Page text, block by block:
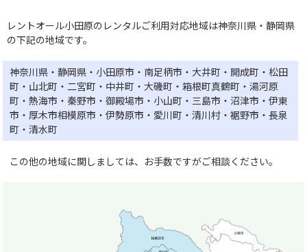
レントオール小田原のレンタルご利用対応地域は神奈川県・静岡県
の下記の地域です。
神奈川県・静岡県・小田原市・南足柄市・大井町・開成町・松田
町・山北町・二宮町・中井町・大磯町・箱根町真鶴町・湯河原
町・熱海市・秦野市・御殿場市・小山町・三島市・沼津市・伊東
市・厚木市相模原市・伊勢原市・愛川町・清川村・裾野市・長泉
町・清水町
この他の地域に関しましては、お手数ですがご相談ください。